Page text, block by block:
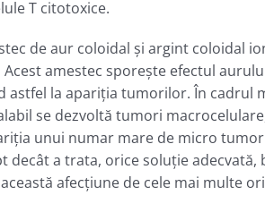
T citotoxice.
de aur coloidal şi argint
amestec sporeşte efectul
astfel la apariţia tumorilor. În
se dezvoltă tumori
unui numar mare de micro
decât a trata, orice soluţie
afecţiune de cele mai multe